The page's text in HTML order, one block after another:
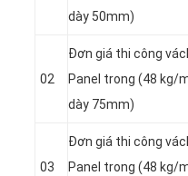
dày 50mm)
02
Đơn giá thi công
Panel trong (48 kg/
dày 75mm)
03
Đơn giá thi công
Panel trong (48 kg/